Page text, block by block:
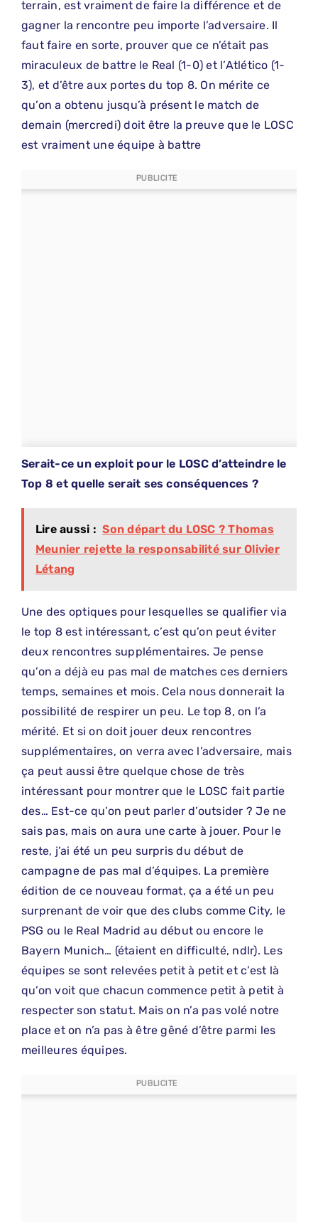
terrain, est vraiment de faire la différence et de
gagner la rencontre peu importe l’adversaire. Il
faut faire en sorte, prouver que ce n’était pas
miraculeux de battre le Real (1-0) et l’Atlético (1-
3), et d’être aux portes du top 8. On mérite ce
qu’on a obtenu jusqu’à présent le match de
demain (mercredi) doit être la preuve que le LOSC
est vraiment une équipe à battre
PUBLICITE
Serait-ce un exploit pour le LOSC d’atteindre le
Top 8 et quelle serait ses conséquences ?
Lire aussi : Son départ du LOSC ? Thomas
Meunier rejette la responsabilité sur Olivier
Létang
Une des optiques pour lesquelles se qualifier via
le top 8 est intéressant, c’est qu’on peut éviter
deux rencontres supplémentaires. Je pense
qu’on a déjà eu pas mal de matches ces derniers
temps, semaines et mois. Cela nous donnerait la
possibilité de respirer un peu. Le top 8, on l’a
mérité. Et si on doit jouer deux rencontres
supplémentaires, on verra avec l’adversaire, mais
ça peut aussi être quelque chose de très
intéressant pour montrer que le LOSC fait partie
des… Est-ce qu’on peut parler d’outsider ? Je ne
sais pas, mais on aura une carte à jouer. Pour le
reste, j’ai été un peu surpris du début de
campagne de pas mal d’équipes. La première
édition de ce nouveau format, ça a été un peu
surprenant de voir que des clubs comme City, le
PSG ou le Real Madrid au début ou encore le
Bayern Munich… (étaient en difficulté, ndlr). Les
équipes se sont relevées petit à petit et c’est là
qu’on voit que chacun commence petit à petit à
respecter son statut. Mais on n’a pas volé notre
place et on n’a pas à être gêné d’être parmi les
meilleures équipes.
PUBLICITE